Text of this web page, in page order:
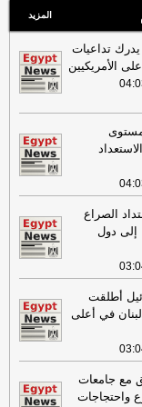
المزيد
تداعيات
الأمريكيين
مستوى
الصراع
إلى دول
أطلقت
لبنان في أعلى
مع جامعات
واحتجاجات